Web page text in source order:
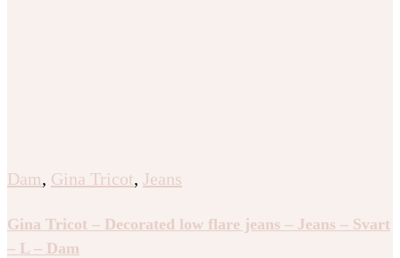
Dam, Gina Tricot, Jeans
Gina Tricot – Decorated low flare jeans – Jeans – Svart
– L – Dam